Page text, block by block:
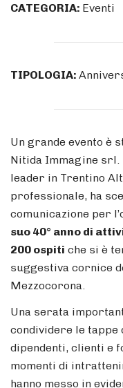
CATEGORIA: Eventi
TIPOLOGIA:
Un grande evento è
Nitida Immagine srl.
leader in Trentino
professionale, ha
comunicazione per
suo 40° anno di
200 ospiti che si è
suggestiva cornice
Mezzocorona.
Una serata
condividere le
dipendenti, clienti e
momenti di
hanno messo in